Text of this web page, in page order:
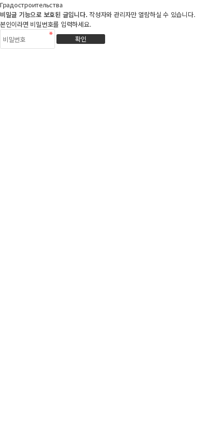
Градостроительства
비밀글 기능으로 보호된 글입니다. 작성자와 관리자만 열람하실 수 있습니다.
본인이라면 비밀번호를 입력하세요.